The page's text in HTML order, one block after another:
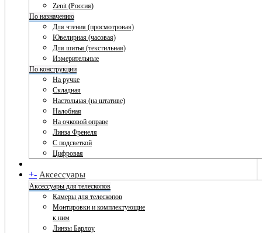
Zenit (Россия)
По назначению
Для чтения (просмотровая)
Ювелирная (часовая)
Для шитья (текстильная)
Измерительные
По конструкции
На ручке
Складная
Настольная (на штативе)
Налобная
На очковой оправе
Линза Френеля
С подсветкой
Цифровая
+- Аксессуары
Аксессуары для телескопов
Камеры для телескопов
Монтировки и комплектующие
к ним
Линзы Барлоу